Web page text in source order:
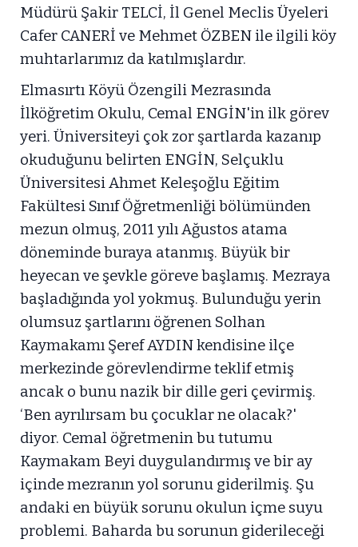
Müdürü Şakir TELCİ, İl Genel Meclis Üyeleri
Cafer CANERİ ve Mehmet ÖZBEN ile ilgili köy
muhtarlarımız da katılmışlardır.
Elmasırtı Köyü Özengili Mezrasında
İlköğretim Okulu, Cemal ENGİN'in ilk görev
yeri. Üniversiteyi çok zor şartlarda kazanıp
okuduğunu belirten ENGİN, Selçuklu
Üniversitesi Ahmet Keleşoğlu Eğitim
Fakültesi Sınıf Öğretmenliği bölümünden
mezun olmuş, 2011 yılı Ağustos atama
döneminde buraya atanmış. Büyük bir
heyecan ve şevkle göreve başlamış. Mezraya
başladığında yol yokmuş. Bulunduğu yerin
olumsuz şartlarını öğrenen Solhan
Kaymakamı Şeref AYDIN kendisine ilçe
merkezinde görevlendirme teklif etmiş
ancak o bunu nazik bir dille geri çevirmiş.
‘Ben ayrılırsam bu çocuklar ne olacak?'
diyor. Cemal öğretmenin bu tutumu
Kaymakam Beyi duygulandırmış ve bir ay
içinde mezranın yol sorunu giderilmiş. Şu
andaki en büyük sorunu okulun içme suyu
problemi. Baharda bu sorunun giderileceği